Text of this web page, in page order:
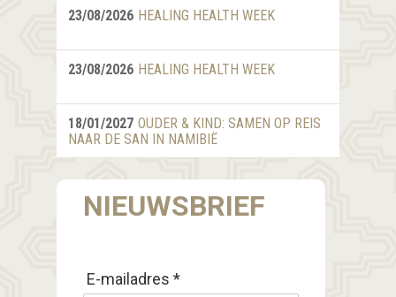
23/08/2026 HEALING HEALTH WEEK
23/08/2026 HEALING HEALTH WEEK
18/01/2027 OUDER & KIND: SAMEN OP REIS
NAAR DE SAN IN NAMIBIË
NIEUWSBRIEF
E-mailadres *